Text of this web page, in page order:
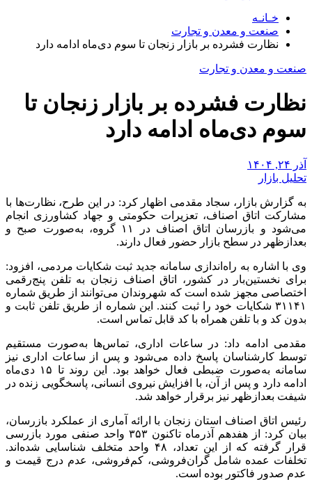
خـانـه
صنعت و معدن و تجارت
نظارت فشرده بر بازار زنجان تا سوم دی‌ماه ادامه دارد
صنعت و معدن و تجارت
نظارت فشرده بر بازار زنجان تا
سوم دی‌ماه ادامه دارد
آذر ۲۴, ۱۴۰۴
تحلیل بازار
به گزارش بازار، سجاد مقدمی اظهار کرد: در این طرح، نظارت‌ها با
مشارکت اتاق اصناف، تعزیرات حکومتی و جهاد کشاورزی انجام
می‌شود و بازرسان اتاق اصناف در ۱۱ گروه، به‌صورت صبح و
بعدازظهر در سطح بازار حضور فعال دارند.
وی با اشاره به راه‌اندازی سامانه جدید ثبت شکایات مردمی، افزود:
برای نخستین‌بار در کشور، اتاق اصناف زنجان به تلفن پنج‌رقمی
اختصاصی مجهز شده است که شهروندان می‌توانند از طریق شماره
۳۱۱۴۱ شکایات خود را ثبت کنند. این شماره از طریق تلفن ثابت و
بدون کد و با تلفن همراه با کد قابل تماس است.
مقدمی ادامه داد: در ساعات اداری، تماس‌ها به‌صورت مستقیم
توسط کارشناسان پاسخ داده می‌شود و پس از ساعات اداری نیز
سامانه به‌صورت ضبطی فعال خواهد بود. این روند تا ۱۵ دی‌ماه
ادامه دارد و پس از آن، با افزایش نیروی انسانی، پاسخگویی زنده در
شیفت بعدازظهر نیز برقرار خواهد شد.
رئیس اتاق اصناف استان زنجان با ارائه آماری از عملکرد بازرسان،
بیان کرد: از هفدهم آذرماه تاکنون ۳۵۳ واحد صنفی مورد بازرسی
قرار گرفته که از این تعداد، ۴۸ واحد متخلف شناسایی شده‌اند.
تخلفات عمده شامل گران‌فروشی، کم‌فروشی، عدم درج قیمت و
عدم صدور فاکتور بوده است.